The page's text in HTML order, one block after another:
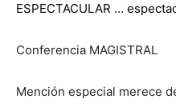
ESPECTACULAR …
Conferencia MAGISTRAL
Mención especial merece